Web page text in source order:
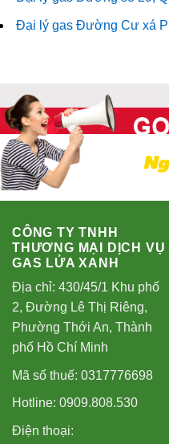
Đại lý gas Đường Cư xá
CÔNG TY TNHH
THƯƠNG MẠI DỊCH VỤ
GAS LỬA XANH
Địa chỉ: 430/45/1 Khu phố
2, Đường Lê Thị Riêng,
Phường Thới An, Thành
phố Hồ Chí Minh
Mã số thuế: 0317776698
Hotline: 0909.808.530
Điện thoại: